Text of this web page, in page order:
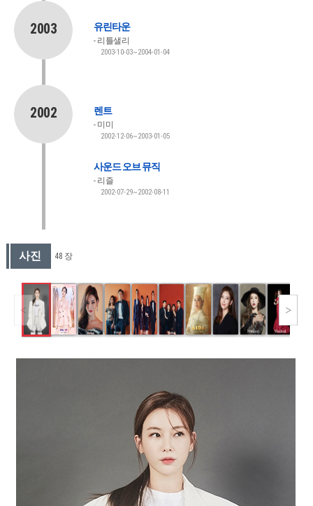
2003 유린타운
리틀샐리
2003-10-03~2004-01-04
2002 렌트
미미
2002-12-06~2003-01-05
사운드 오브 뮤직
리즐
2002-07-29~2002-08-11
사진 48 장